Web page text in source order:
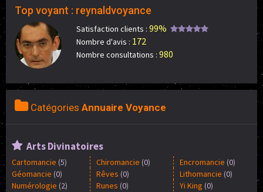
Top voyant : reynaldvoyance
Satisfaction clients : 99%
Nombre d'avis : 172
Nombre consultations : 980
Catégories Annuaire Voyance
Arts Divinatoires
Cartomancie (5) Chiromancie (0) Encromancie (0)
Géomancie (0) Rêves (0) Lithomancie (0)
Numérologie (2) Runes (0) Yi King (0)